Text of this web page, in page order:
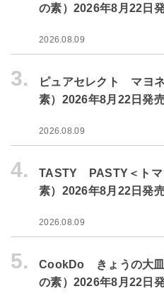
の素）2026年8月22日
2026.08.09
3.
ピュアセレクト マヨ
素）2026年8月22日発
2026.08.09
4.
TASTY PASTY＜トマ
素）2026年8月22日発
2026.08.09
5.
CookDo きょうの大皿
の素）2026年8月22日